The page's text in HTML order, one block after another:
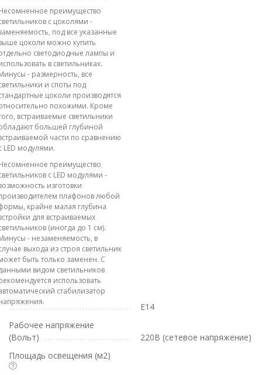
преимущество
с цоколями -
под все указанные
цоколи можно купить
светодиодные лампы и
в светильниках.
- размерность, все
и споты под
цоколи производятся
похожими. Кроме
встраиваемые светильники
большей глубиной
части по сравнению
LED модулями.
преимущество
с LED модулями -
изготовки
плафонов любой
крайне малая глубина
для встраиваемых
(иногда до 1 см).
- незаменяемость, в
выхода из строя светильник
быть только заменен. С
видом светильников
использовать
стабилизатор
E14
Рабочее напряжение
(Вольт)
220В (сетевое напряжение)
Площадь освещения (м2)